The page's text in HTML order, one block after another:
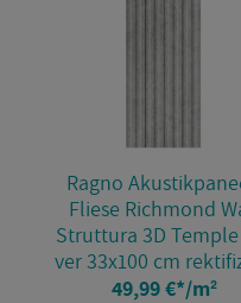
Ragno
Flie­se Richmond
Strut­tu­ra 3D
ver 33x100 cm
49,99 €*/m²